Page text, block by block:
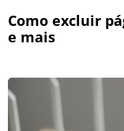
Como excluir
e mais